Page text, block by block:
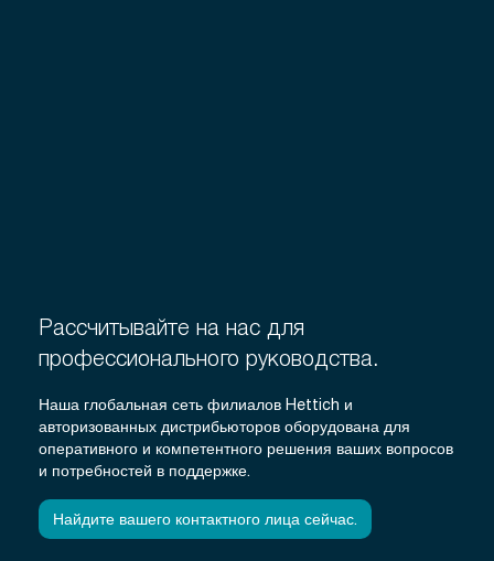
Рассчитывайте на нас для
профессионального руководства.
Наша глобальная сеть филиалов Hettich и
авторизованных дистрибьюторов оборудована для
оперативного и компетентного решения ваших вопросов
и потребностей в поддержке.
Найдите вашего контактного лица сейчас.